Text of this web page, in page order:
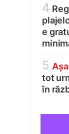
4
e
5
tot
în